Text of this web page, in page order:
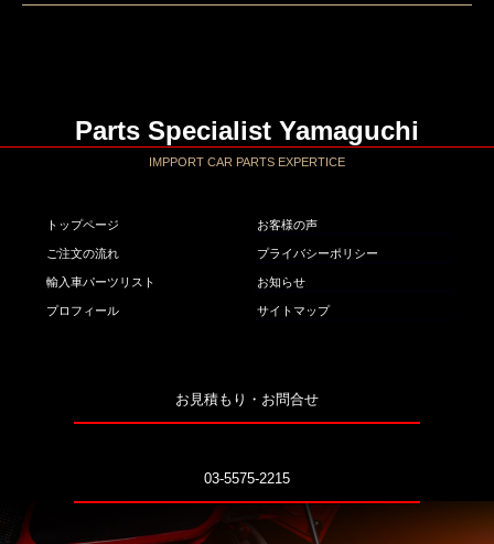
Parts Specialist Yamaguchi
IMPPORT CAR PARTS EXPERTICE
トップページ
ご注文の流れ
輸入車パーツリスト
プロフィール
お客様の声
プライバシーポリシー
お知らせ
サイトマップ
お見積もり・お問合せ
03-5575-2215